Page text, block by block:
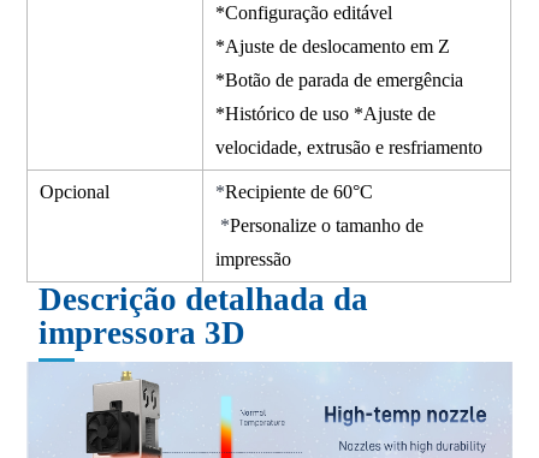
*Configuração editável
*Ajuste de deslocamento em Z
*Botão de parada de emergência
*Histórico de uso *Ajuste de
velocidade, extrusão e resfriamento
Opcional *Recipiente de 60°C
*Personalize o tamanho de
impressão
Descrição detalhada da
impressora 3D